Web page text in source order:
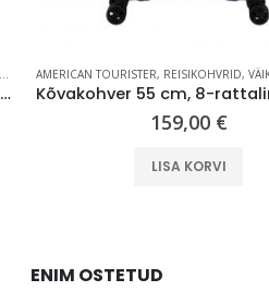
REISIKOHVRID
Kõvakohver 67 cm, 8-rattaline, hall (Sky Silver), laiendatav, TSA koodlukk, American Tourister Flashline
AMERICAN TOURISTER, REISIKOHVRID,
159,00 €
LISA KORVI
ENIM OSTETUD